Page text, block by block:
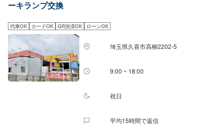
は前後する場合がございます。予めご了承ください。-----代車について-----無
の燃料代はお客様にご負担いただいております。※内容などにより貸し出し出
来かねる場合もございます。-----ご来店時の注意、受付方法-----入庫の際はお
気をつけてお越しください。駐車スペースは事務所前のお客様駐車スペース
に駐車してください。受付はスタッフへ「メンテモで予約しました」とお伝
えください。ご案内いたします。
ーキランプ交換
代車OK カードOK QR決済OK ローンOK
埼玉県久喜市高柳2202-5
9:00 ~ 18:00
祝日
平均15時間で返信